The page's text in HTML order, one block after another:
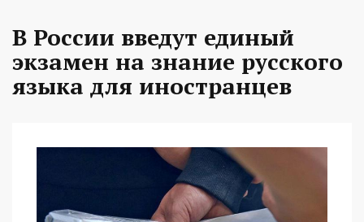
В России введут единый
экзамен на знание русского
языка для иностранцев